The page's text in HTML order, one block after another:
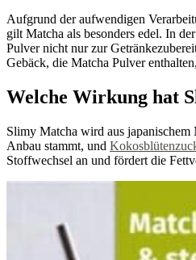
Aufgrund der aufwendigen
gilt Matcha als besonders edel. In
Pulver nicht nur zur
Gebäck, die Matcha Pulver
Welche Wirkung hat
Slimy Matcha wird aus japanischem
Anbau stammt, und
Stoffwechsel an und fördert die